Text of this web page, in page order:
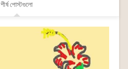
শীর্ষ পোস্টগুলো